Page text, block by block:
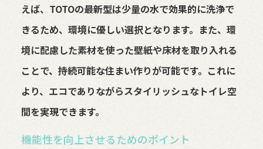
えば、TOTOの最新型は少量の水で効果的に洗浄で
きるため、環境に優しい選択となります。また、環
境に配慮した素材を使った壁紙や床材を取り入れる
ことで、持続可能な住まい作りが可能です。これに
より、エコでありながらスタイリッシュなトイレ空
間を実現できます。
機能性を向上させるためのポイント